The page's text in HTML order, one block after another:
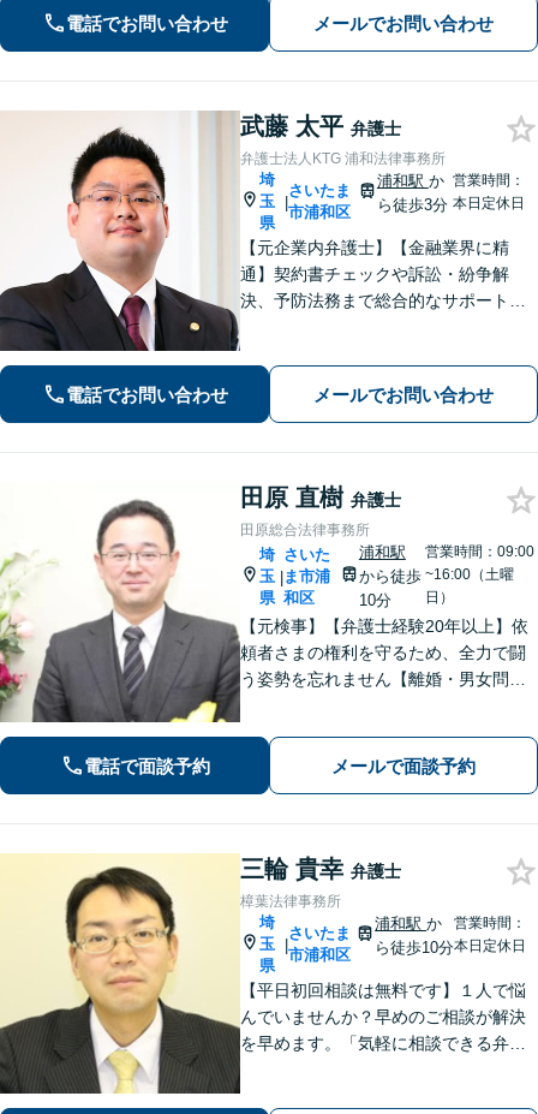
女問題／借金問題／相続／企業法務／
刑事事件／交通事故／労働問題など、
電話でお問い合わせ メールでお問い合わせ
武藤 太平 弁護士
弁護士法人KTG 浦和法律事務所
埼
玉
県
|
さいたま
市浦和区
浦和駅 か
ら徒歩3分
営業時間：
本日定休日
【元企業内弁護士】【金融業界に精
通】契約書チェックや訴訟・紛争解
決、予防法務まで総合的なサポートが
電話でお問い合わせ メールでお問い合わせ
田原 直樹 弁護士
田原総合法律事務所
埼
玉
県
|
さいた
ま市浦
和区
浦和駅
から徒歩
10分
営業時間：09:00
~16:00（土曜
日）
【元検事】【弁護士経験20年以上】依
頼者さまの権利を守るため、全力で闘
う姿勢を忘れません【離婚・男女問
分・遺留分にも積極的に対応【夜間／
休日の相談可能】
電話で面談予約 メールで面談予約
三輪 貴幸 弁護士
樟葉法律事務所
埼
玉
県
|
さいたま
市浦和区
浦和駅か
ら徒歩10分
営業時間：
本日定休日
【平日初回相談は無料です】１人で悩
んでいませんか？早めのご相談が解決
を早めます。「気軽に相談できる弁護